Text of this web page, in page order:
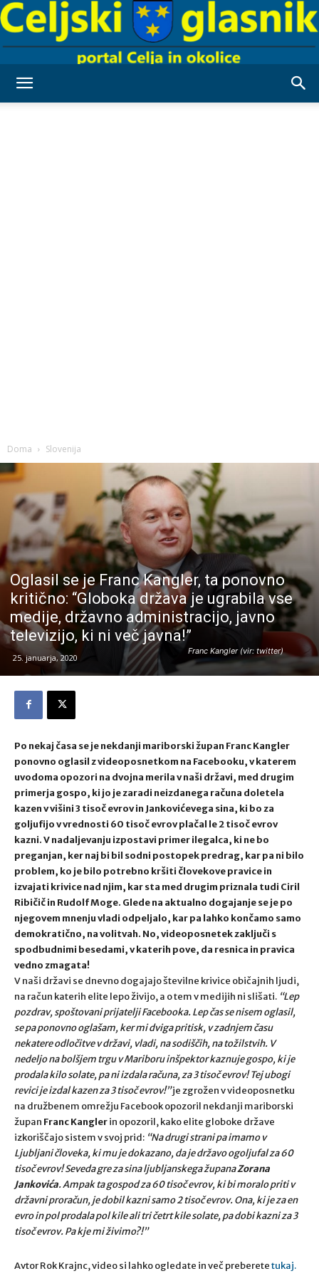
Doma Slovenija
Franc Kangler (vir: twitter)
Oglasil se je Franc Kangler, ta ponovno
kritično: “Globoka država je ugrabila vse
medije, državno administracijo, javno
televizijo, ki ni več javna!”
25. januarja, 2020
Po nekaj časa se je nekdanji mariborski župan Franc Kangler
ponovno oglasil z videoposnetkom na Facebooku, v katerem
uvodoma opozori na dvojna merila v naši državi, med drugim
primerja gospo, ki jo je zaradi neizdanega računa doletela
kazen v višini 3 tisoč evrov in Jankovićevega sina, ki bo za
goljufijo v vrednosti 60 tisoč evrov plačal le 2 tisoč evrov
kazni. V nadaljevanju izpostavi primer ilegalca, ki ne bo
preganjan, ker naj bi bil sodni postopek predrag, kar pa ni bilo
problem, ko je bilo potrebno kršiti človekove pravice in
izvajati krivice nad njim, kar sta med drugim priznala tudi Ciril
Ribičič in Rudolf Moge. Glede na aktualno dogajanje se je po
njegovem mnenju vladi odpeljalo, kar pa lahko končamo samo
demokratično, na volitvah. No, videoposnetek zaključi s
spodbudnimi besedami, v katerih pove, da resnica in pravica
vedno zmagata!
V naši državi se dnevno dogajajo številne krivice običajnih ljudi,
na račun katerih elite lepo živijo, a o tem v medijih ni slišati. “Lep
pozdrav, spoštovani prijatelji Facebooka. Lep čas se nisem oglasil,
se pa ponovno oglašam, ker mi dviga pritisk, v zadnjem času
nekatere odločitve v državi, vladi, na sodiščih, na tožilstvih. V
nedeljo na bolšjem trgu v Mariboru inšpektor kaznuje gospo, ki je
prodala kilo solate, pa ni izdala računa, za 3 tisoč evrov! Tej ubogi
revici je izdal kazen za 3 tisoč evrov!”je zgrožen v videoposnetku
na družbenem omrežju Facebook opozoril nekdanji mariborski
župan Franc Kanglerin opozoril, kako elite globoke države
izkoriščajo sistem v svoj prid: “Na drugi strani pa imamo v
Ljubljani človeka, ki mu je dokazano, da je državo ogoljufal za 60
tisoč evrov! Seveda gre za sina ljubljanskega županaZorana
Jankovića. Ampak ta gospod za 60 tisoč evrov, ki bi moralo priti v
državni proračun, je dobil kazni samo 2 tisoč evrov. Ona, ki je za en
evro in pol prodala pol kile ali tri četrt kile solate, pa dobi kazni za 3
tisoč evrov. Pa kje mi živimo?!”
Avtor Rok Krajnc, video si lahko ogledate in več preberetetukaj.